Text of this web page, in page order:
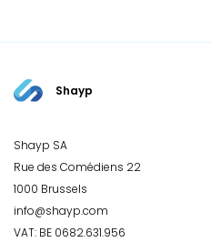
Shayp
Shayp SA
Rue des Comédiens 22
1000 Brussels
info@shayp.com
VAT: BE 0682.631.956